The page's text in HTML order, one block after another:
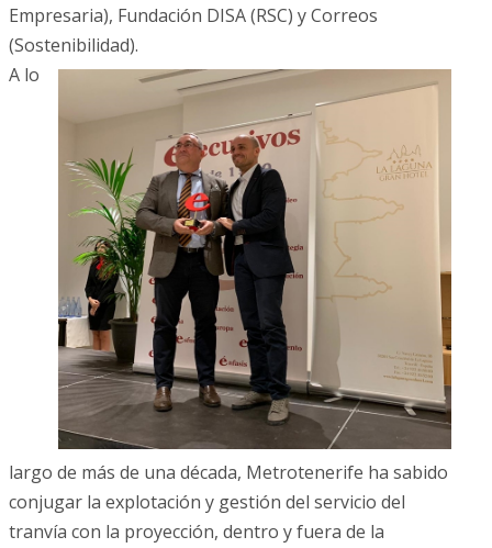
Empresaria), Fundación DISA (RSC) y Correos
(Sostenibilidad).
A lo
largo de más de una década, Metrotenerife ha sabido
conjugar la explotación y gestión del servicio del
tranvía con la proyección, dentro y fuera de la